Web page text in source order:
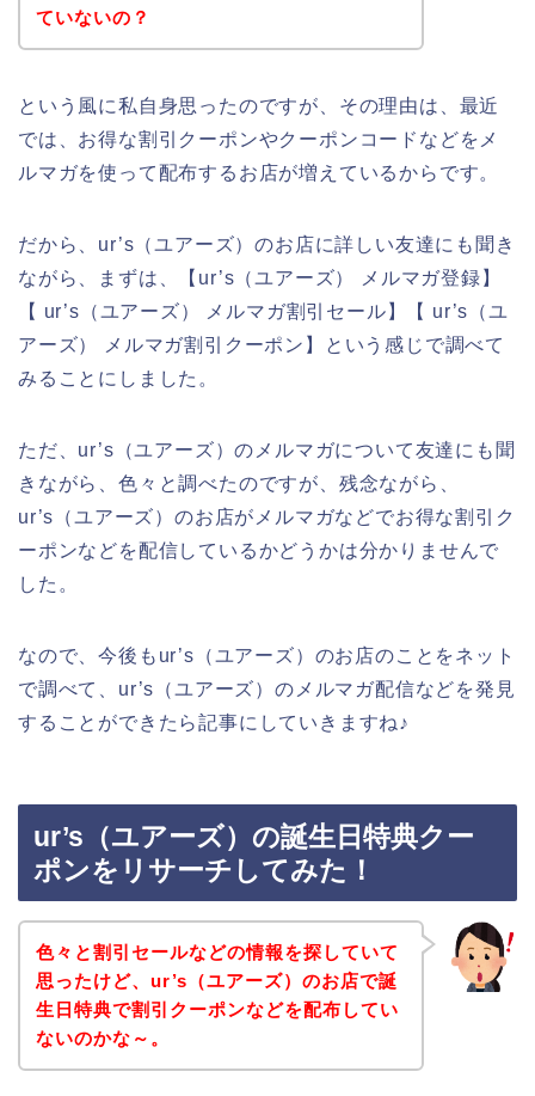
ていないの？
という風に私自身思ったのですが、その理由は、最近
では、お得な割引クーポンやクーポンコードなどをメ
ルマガを使って配布するお店が増えているからです。
だから、ur’s（ユアーズ）のお店に詳しい友達にも聞き
ながら、まずは、【ur’s（ユアーズ） メルマガ登録】
【 ur’s（ユアーズ） メルマガ割引セール】【 ur’s（ユ
アーズ） メルマガ割引クーポン】という感じで調べて
みることにしました。
ただ、ur’s（ユアーズ）のメルマガについて友達にも聞
きながら、色々と調べたのですが、残念ながら、
ur’s（ユアーズ）のお店がメルマガなどでお得な割引ク
ーポンなどを配信しているかどうかは分かりませんで
した。
なので、今後もur’s（ユアーズ）のお店のことをネット
で調べて、ur’s（ユアーズ）のメルマガ配信などを発見
することができたら記事にしていきますね♪
ur’s（ユアーズ）の誕生日特典クー
ポンをリサーチしてみた！
色々と割引セールなどの情報を探していて
思ったけど、ur’s（ユアーズ）のお店で誕
生日特典で割引クーポンなどを配布してい
ないのかな～。